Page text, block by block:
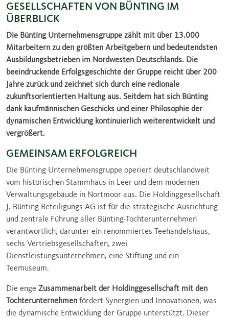
GESELLSCHAFTEN VON BÜNTING IM
ÜBERBLICK
Die Bünting Unternehmensgruppe zählt mit über 13.000
Mitarbeitern zu den größten Arbeitgebern und bedeutendsten
Ausbildungsbetrieben im Nordwesten Deutschlands. Die
beeindruckende Erfolgsgeschichte der Gruppe reicht über 200
Jahre zurück und zeichnet sich durch eine redionale
zukunftsorientierten Haltung aus. Seitdem hat sich Bünting
dank kaufmännischen Geschicks und einer Philosophie der
dynamischen Entwicklung kontinuierlich weiterentwickelt und
vergrößert.
GEMEINSAM ERFOLGREICH
Die Bünting Unternehmensgruppe operiert deutschlandweit
vom historischen Stammhaus in Leer und dem modernen
Verwaltungsgebäude in Nortmoor aus. Die Holdinggesellschaft
J. Bünting Beteiligungs AG ist für die strategische Ausrichtung
und zentrale Führung aller Bünting-Tochterunternehmen
verantwortlich, darunter ein renommiertes Teehandelshaus,
sechs Vertriebsgesellschaften, zwei
Dienstleistungsunternehmen, eine Stiftung und ein
Teemuseum.
Die enge Zusammenarbeit der Holdinggesellschaft mit den
Tochterunternehmen fördert Synergien und Innovationen, was
die dynamische Entwicklung der Gruppe unterstützt. Dieser